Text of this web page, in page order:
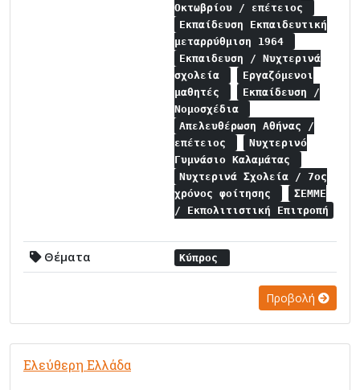
Οκτωβρίου / επέτειος
Εκπαίδευση Εκπαιδευτική
μεταρρύθμιση 1964
Εκπαιδευση / Νυχτερινά
σχολεία
Εργαζόμενοι
μαθητές
Εκπαίδευση /
Νομοσχέδια
Απελευθέρωση Αθήνας /
επέτειος
Νυχτερινό
Γυμνάσιο Καλαμάτας
Νυχτερινά Σχολεία / 7ος
χρόνος φοίτησης
ΣΕΜΜΕ
/ Εκπολιτιστική Επιτροπή
Θέματα Κύπρος
Προβολή
Ελεύθερη Ελλάδα